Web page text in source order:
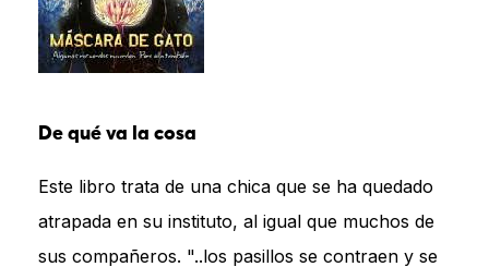
De qué va la cosa
Este libro trata de una chica que se ha quedado
atrapada en su instituto, al igual que muchos de
sus compañeros. "..los pasillos se contraen y se